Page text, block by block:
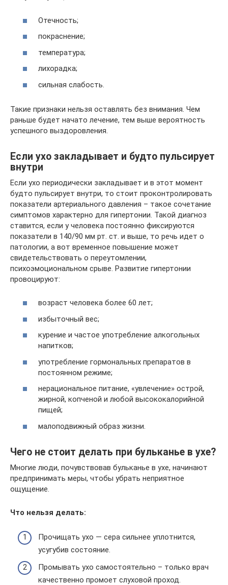
Отечность;
покраснение;
температура;
лихорадка;
сильная слабость.
Такие признаки нельзя оставлять без внимания. Чем
раньше будет начато лечение, тем выше вероятность
успешного выздоровления.
Если ухо закладывает и будто пульсирует
внутри
Если ухо периодически закладывает и в этот момент
будто пульсирует внутри, то стоит проконтролировать
показатели артериального давления – такое сочетание
симптомов характерно для гипертонии. Такой диагноз
ставится, если у человека постоянно фиксируются
показатели в 140/90 мм рт. ст. и выше, то речь идет о
патологии, а вот временное повышение может
свидетельствовать о переутомлении,
психоэмоциональном срыве. Развитие гипертонии
провоцируют:
возраст человека более 60 лет;
избыточный вес;
курение и частое употребление алкогольных
напитков;
употребление гормональных препаратов в
постоянном режиме;
нерациональное питание, «увлечение» острой,
жирной, копченой и любой высококалорийной
пищей;
малоподвижный образ жизни.
Чего не стоит делать при бульканье в ухе?
Многие люди, почувствовав бульканье в ухе, начинают
предпринимать меры, чтобы убрать неприятное
ощущение.
Что нельзя делать:
Прочищать ухо — сера сильнее уплотнится,
усугубив состояние.
Промывать ухо самостоятельно – только врач
качественно промоет слуховой проход.